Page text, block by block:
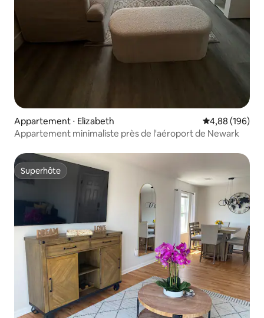
Appartement ⋅ Elizabeth Évaluation
4,88 (196)
Appartement minimaliste près de l'aéroport de Newark
Superhôte
Superhôte